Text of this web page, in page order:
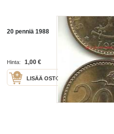
20 penniä 1988
Hinta: 1,00 €
LISÄÄ OSTOSKORIIN